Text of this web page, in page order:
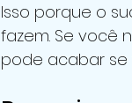
Isso porque o
fazem. Se você
pode acabar se